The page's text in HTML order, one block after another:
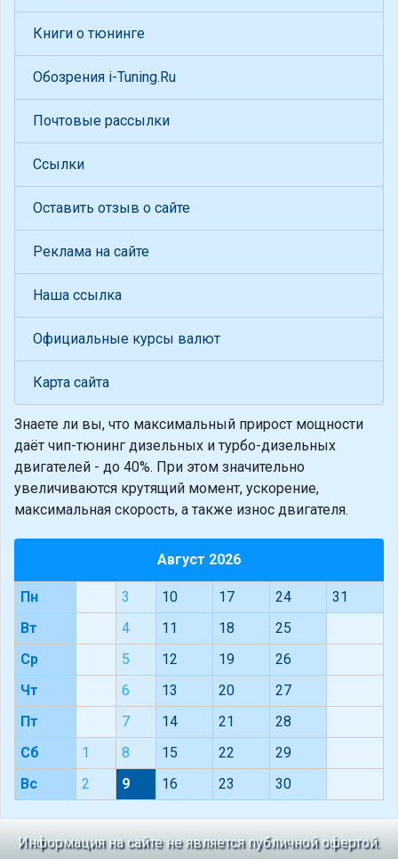
Книги о тюнинге
Обозрения i-Tuning.Ru
Почтовые рассылки
Ссылки
Оставить отзыв о сайте
Реклама на сайте
Наша ссылка
Официальные курсы валют
Карта сайта
Знаете ли вы, что максимальный прирост мощности
даёт чип-тюнинг дизельных и турбо-дизельных
двигателей - до 40%. При этом значительно
увеличиваются крутящий момент, ускорение,
максимальная скорость, а также износ двигателя.
Август 2026
Пн 3 10 17 24
31
Вт
4 11 18
25
Ср
5 12 19
26
Чт
6 13 20
27
Пт
7 14 21
28
Сб
1 8 15 22
29
Вс
2 9 16 23 30
Информация на сайте не является публичной офертой.